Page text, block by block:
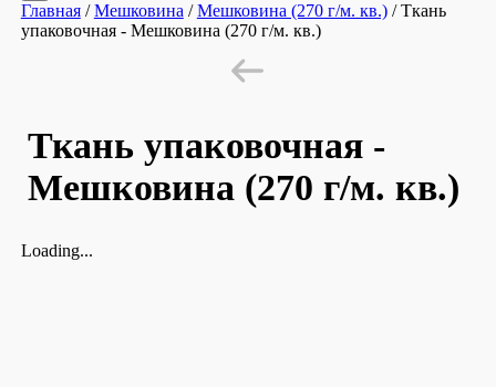
Главная/Мешковина /Мешковина (270 г/м. кв.)/ Ткань
упаковочная - Мешковина (270 г/м. кв.)
Ткань упаковочная -
Мешковина (270 г/м. кв.)
Loading...